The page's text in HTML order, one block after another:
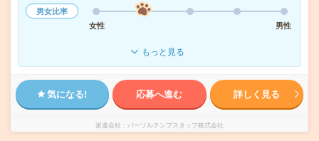
男女比率
女性
男性
もっと見る
気になる! 応募へ進む 詳しく見る
派遣会社 パーソルテンプスタッフ株式会社